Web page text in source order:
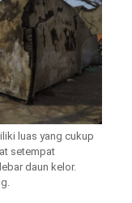
luas yang cukup
setempat
daun kelor.